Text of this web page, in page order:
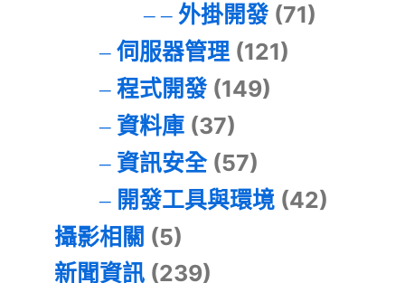
外掛開發(71)
伺服器管理(121)
程式開發(149)
資料庫(37)
資訊安全(57)
開發工具與環境(42)
攝影相關 (5)
新聞資訊 (239)